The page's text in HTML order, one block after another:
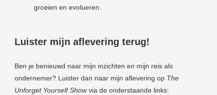
groeien en evolueren.
Luister mijn aflevering terug!
Ben je benieuwd naar mijn inzichten en mijn reis als
ondernemer? Luister dan naar mijn aflevering op The
Unforget Yourself Showvia de onderstaande links: